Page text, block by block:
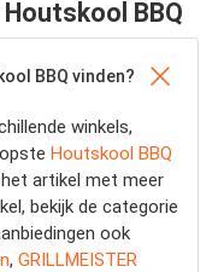
BBQ
BBQ vinden?
winkels,
Houtskool BBQ
artikel met meer
bekijk de categorie
ook
, GRILLMEISTER